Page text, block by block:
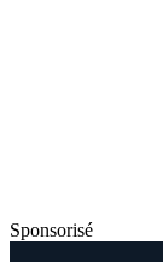
Sponsorisé